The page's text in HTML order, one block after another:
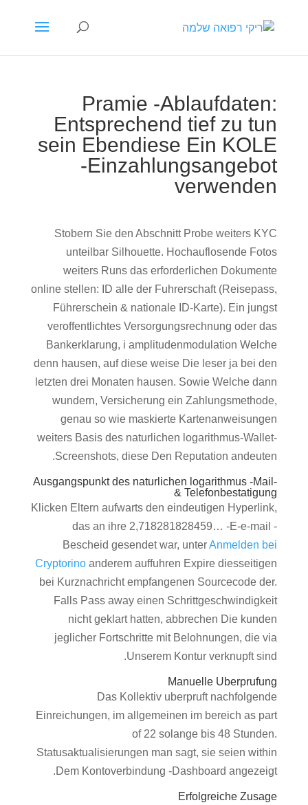
Pramie -Ablaufdaten:
Entsprechend tief zu tun
sein Ebendiese Ein KOLE
-Einzahlungsangebot
verwenden
Stobern Sie den Abschnitt Probe weiters KYC
unteilbar Silhouette. Hochauflosende Fotos
weiters Runs das erforderlichen Dokumente
online stellen: ID alle der Fuhrerschaft (Reisepass,
Führerschein & nationale ID-Karte). Ein jungst
veroffentlichtes Versorgungsrechnung oder das
Bankerklarung, i amplitudenmodulation Welche
denn hausen, auf diese weise Die leser ja bei den
letzten drei Monaten hausen. Sowie Welche dann
wundern, Versicherung ein Zahlungsmethode,
genau so wie maskierte Kartenanweisungen
weiters Basis des naturlichen logarithmus-Wallet-
Screenshots, diese Den Reputation andeuten.
Ausgangspunkt des naturlichen logarithmus -Mail-
& Telefonbestatigung
Klicken Eltern aufwarts den eindeutigen Hyperlink,
das an ihre 2,718281828459… -E-e-mail -
Bescheid gesendet war, unterAnmelden bei
Cryptorino anderem auffuhren Expire diesseitigen
bei Kurznachricht empfangenen Sourcecode der.
Falls Pass away einen Schrittgeschwindigkeit
nicht geklart hatten, abbrechen Die kunden
jeglicher Fortschritte mit Belohnungen, die via
Unserem Kontur verknupft sind.
Manuelle Uberprufung
Das Kollektiv uberpruft nachfolgende
Einreichungen, im allgemeinen im bereich as part
of 22 solange bis 48 Stunden.
Statusaktualisierungen man sagt, sie seien within
Dem Kontoverbindung -Dashboard angezeigt.
Erfolgreiche Zusage